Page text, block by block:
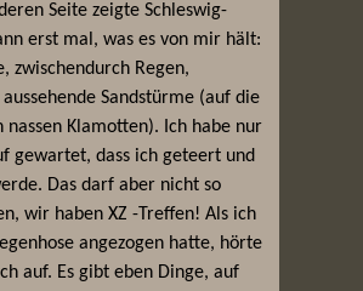
Seite zeigte Schleswig-
erst mal, was es von mir hält:
zwischendurch Regen,
Sandstürme (auf die
nassen Klamotten). Ich habe nur
gewartet, dass ich geteert und
Das darf aber nicht so
wir haben XZ -Treffen! Als ich
angezogen hatte, hörte
auf. Es gibt eben Dinge, auf